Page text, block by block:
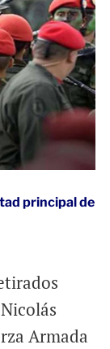
principal de
Armada